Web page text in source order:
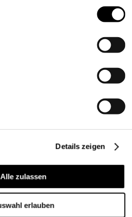
Details zeigen
Alle zulassen
erlauben